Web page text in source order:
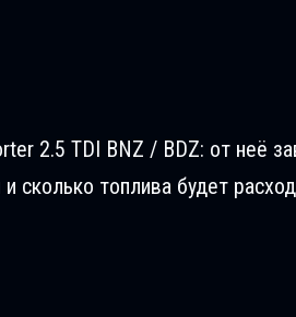
2.5 TDI BNZ / BDZ: от неё
сколько топлива будет